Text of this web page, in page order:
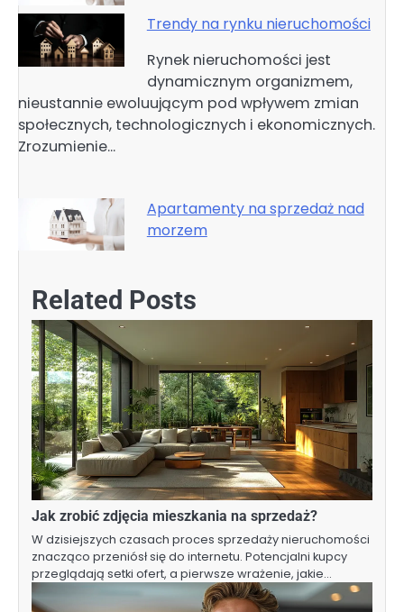
Trendy na rynku nieruchomości
Rynek nieruchomości jest
dynamicznym organizmem,
nieustannie ewoluującym pod wpływem zmian
społecznych, technologicznych i ekonomicznych.
Zrozumienie…
Apartamenty na sprzedaż nad
morzem
Related Posts
Jak zrobić zdjęcia mieszkania na sprzedaż?
W dzisiejszych czasach proces sprzedaży nieruchomości
znacząco przeniósł się do internetu. Potencjalni kupcy
przeglądają setki ofert, a pierwsze wrażenie, jakie…